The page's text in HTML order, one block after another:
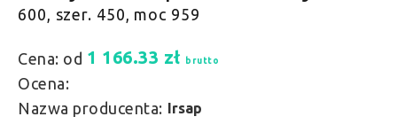
600, szer. 450, moc 959
Cena: od 1 166.33 zł brutto
Ocena:
Nazwa producenta: Irsap